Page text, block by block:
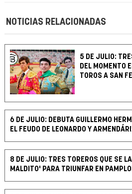
NOTICIAS RELACIONADAS
5 DE JULIO:
DEL MOMENTO
TOROS A SAN
6 DE JULIO: DEBUTA GUILLERMO
EL FEUDO DE LEONARDO Y
8 DE JULIO: TRES TOREROS QUE SE
MALDITO' PARA TRIUNFAR EN